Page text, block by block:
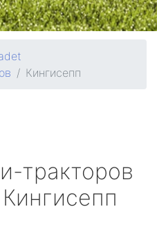
Кингисепп
тракторов
Кингисепп